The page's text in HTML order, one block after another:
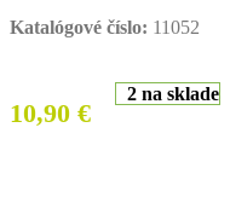
Katalógové číslo: 11052
10,90 €
2 na sklade